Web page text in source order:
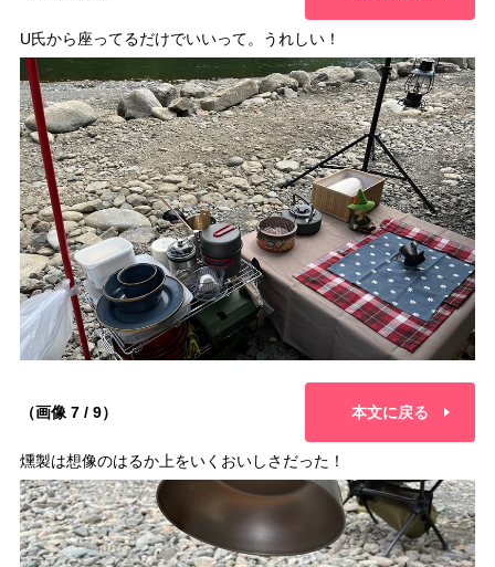
U氏から座ってるだけでいいって。うれしい！
（画像 7 / 9） 本文に戻る
燻製は想像のはるか上をいくおいしさだった！